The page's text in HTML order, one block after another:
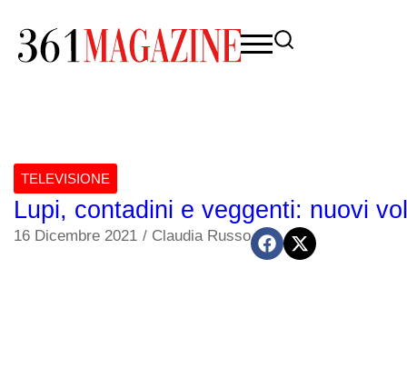
TELEVISIONE
Lupi, contadini e veggenti: nuovi
16 Dicembre 2021 / Claudia Russo